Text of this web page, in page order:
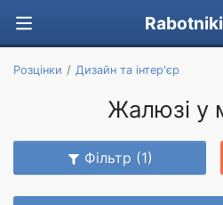
Розцінки Дизайн та інтер'єр
Жалюзі у
Фільтр (1)